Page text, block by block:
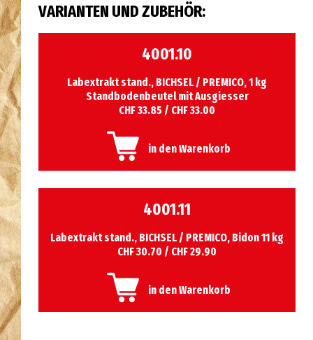
VARIANTEN UND ZUBEHÖR:
4001.10
Labextrakt stand., BICHSEL / PREMICO, 1 kg
Standbodenbeutel mit Ausgiesser
CHF 33.85 / CHF 33.00
in den Warenkorb
4001.11
Labextrakt stand., BICHSEL / PREMICO, Bidon 11 kg
CHF 30.70 / CHF 29.90
in den Warenkorb